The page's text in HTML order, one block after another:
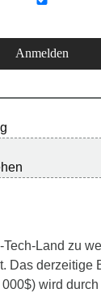
Land zu
Das derzeitige
wird